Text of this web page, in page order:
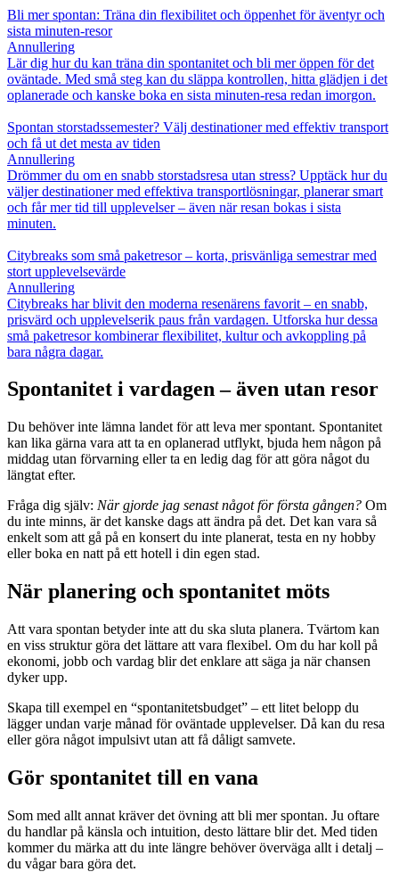
Bli mer spontan: Träna din flexibilitet och öppenhet för äventyr och
sista minuten-resor
Annullering
Lär dig hur du kan träna din spontanitet och bli mer öppen för det
oväntade. Med små steg kan du släppa kontrollen, hitta glädjen i det
oplanerade och kanske boka en sista minuten-resa redan imorgon.
Spontan storstadssemester? Välj destinationer med effektiv transport
och få ut det mesta av tiden
Annullering
Drömmer du om en snabb storstadsresa utan stress? Upptäck hur du
väljer destinationer med effektiva transportlösningar, planerar smart
och får mer tid till upplevelser – även när resan bokas i sista
minuten.
Citybreaks som små paketresor – korta, prisvänliga semestrar med
stort upplevelsevärde
Annullering
Citybreaks har blivit den moderna resenärens favorit – en snabb,
prisvärd och upplevelserik paus från vardagen. Utforska hur dessa
små paketresor kombinerar flexibilitet, kultur och avkoppling på
bara några dagar.
Spontanitet i vardagen – även utan resor
Du behöver inte lämna landet för att leva mer spontant. Spontanitet
kan lika gärna vara att ta en oplanerad utflykt, bjuda hem någon på
middag utan förvarning eller ta en ledig dag för att göra något du
längtat efter.
Fråga dig själv: När gjorde jag senast något för första gången? Om
du inte minns, är det kanske dags att ändra på det. Det kan vara så
enkelt som att gå på en konsert du inte planerat, testa en ny hobby
eller boka en natt på ett hotell i din egen stad.
När planering och spontanitet möts
Att vara spontan betyder inte att du ska sluta planera. Tvärtom kan
en viss struktur göra det lättare att vara flexibel. Om du har koll på
ekonomi, jobb och vardag blir det enklare att säga ja när chansen
dyker upp.
Skapa till exempel en “spontanitetsbudget” – ett litet belopp du
lägger undan varje månad för oväntade upplevelser. Då kan du resa
eller göra något impulsivt utan att få dåligt samvete.
Gör spontanitet till en vana
Som med allt annat kräver det övning att bli mer spontan. Ju oftare
du handlar på känsla och intuition, desto lättare blir det. Med tiden
kommer du märka att du inte längre behöver överväga allt i detalj –
du vågar bara göra det.